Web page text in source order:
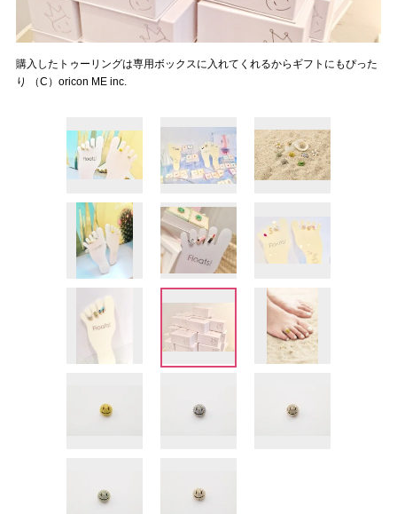
購入したトゥーリングは専用ボックスに入れてくれるからギフトにもぴった
り （C）oricon ME inc.